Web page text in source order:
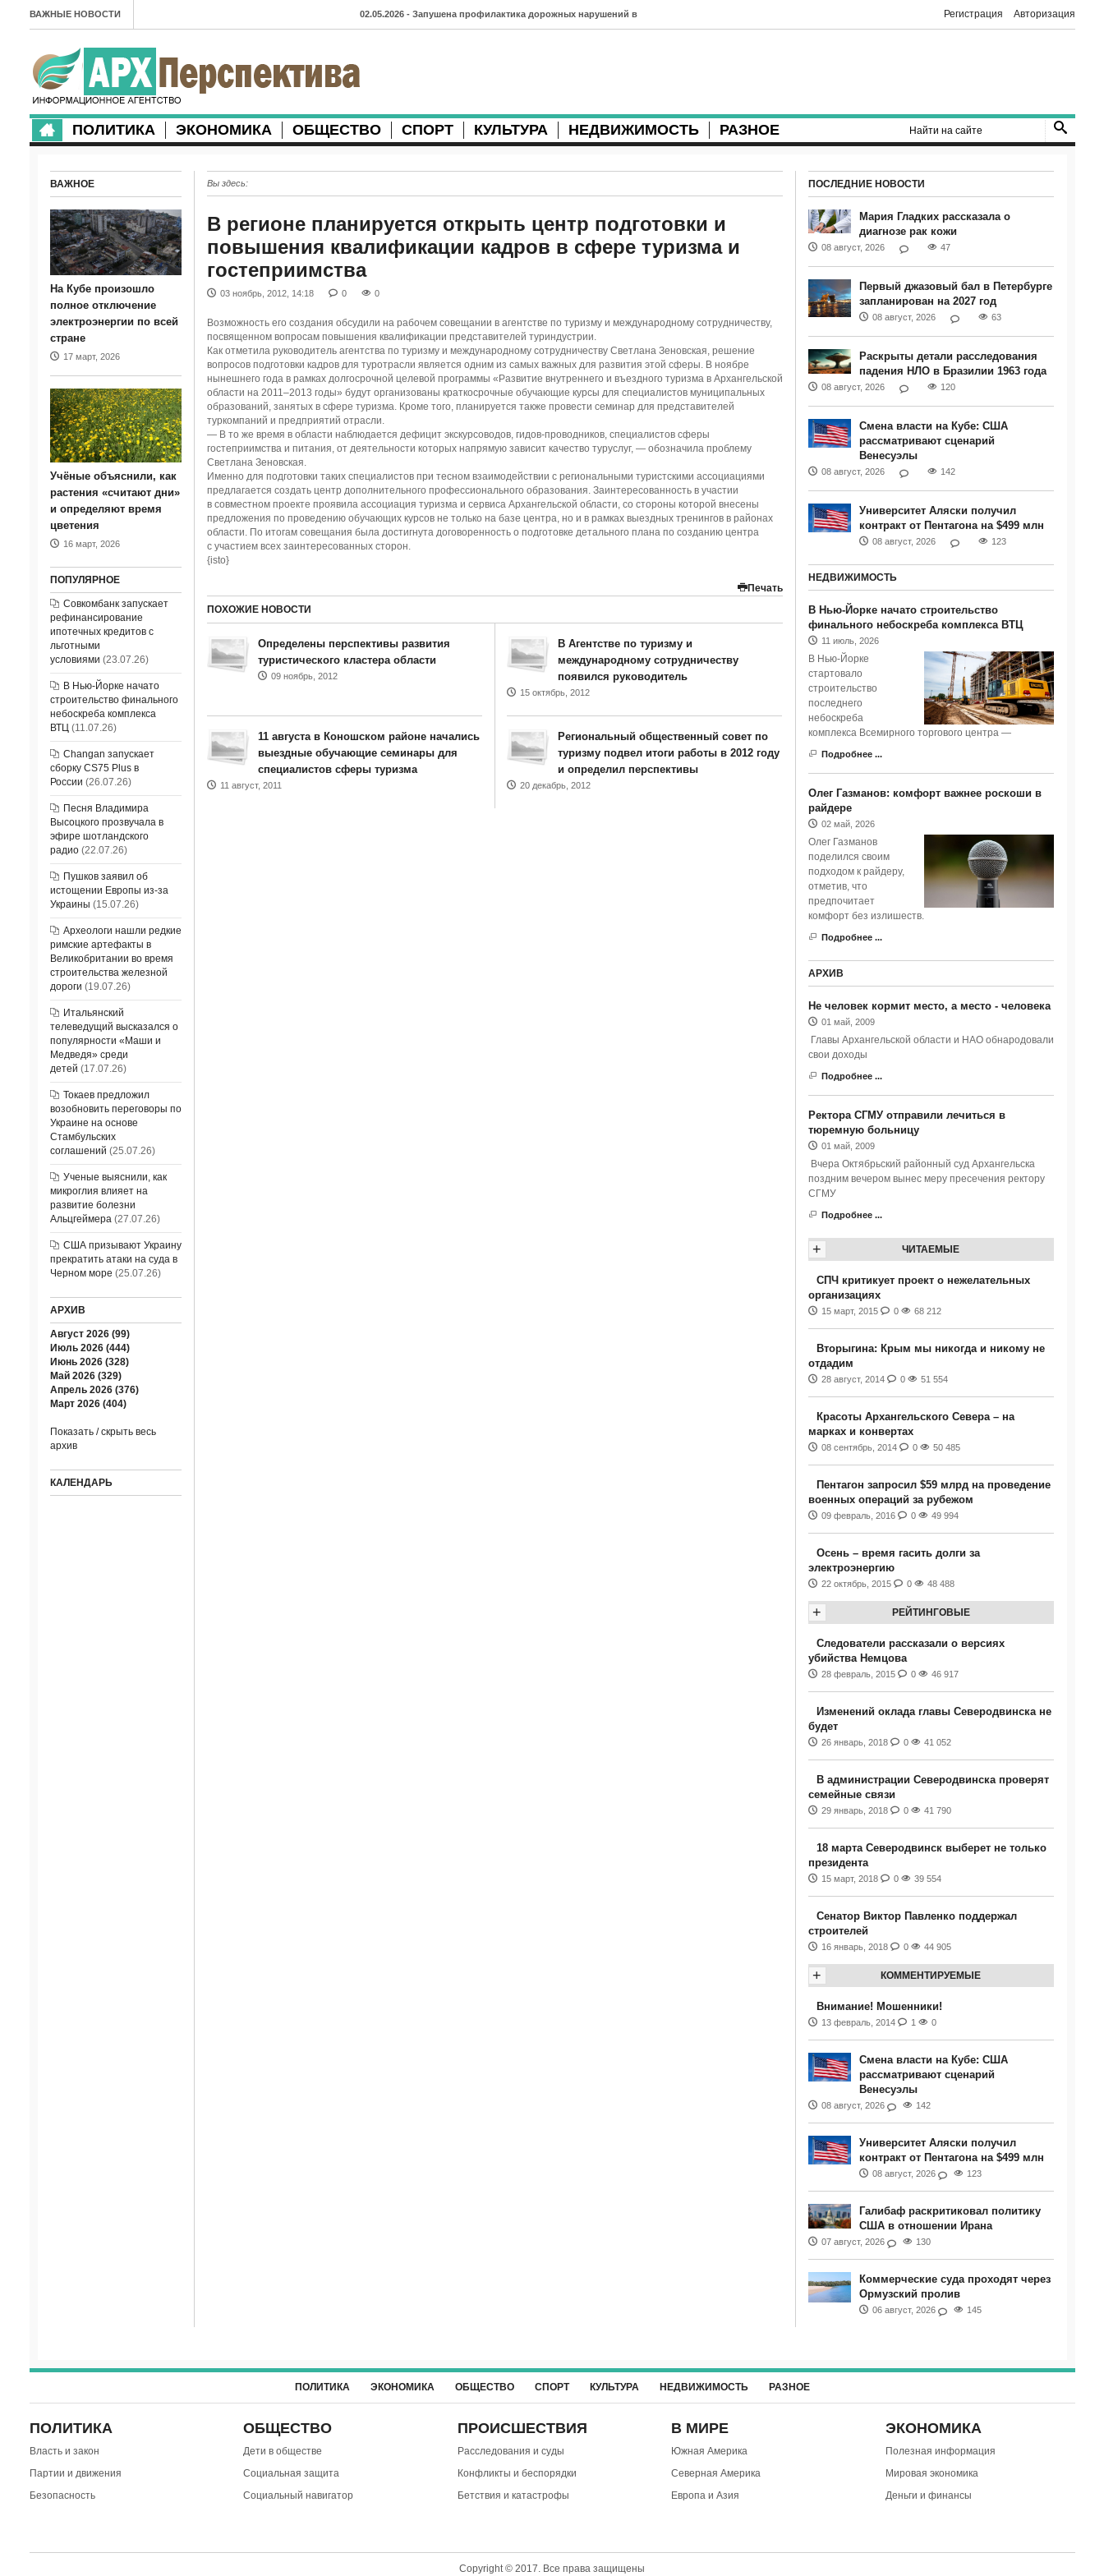
ВАЖНЫЕ НОВОСТИ 02.05.2026 - Запушена профилактика дорожных нарушений в
27.04.2026 - Губернатор Архангельской области контролирует
23.04.2026 - Детский экологический форум усилит
21.04.2026 - Выгуливание собак: правила и штрафы в России
20.04.2026 - Итоги хоккейного сезона в Архангельске: яркие
18.04.2026 - Мобильные комплексы фотофиксации Vitronic
появились в Монтгомери
Регистрация Авторизация
ПОЛИТИКА ЭКОНОМИКА ОБЩЕСТВО СПОРТ КУЛЬТУРА НЕДВИЖИМОСТЬ РАЗНОЕ
Вы здесь:
В регионе планируется открыть центр подготовки и
повышения квалификации кадров в сфере туризма и
гостеприимства
03 ноябрь, 2012, 14:18 0 0
Возможность его создания обсудили на рабочем совещании в агентстве по туризму и международному сотрудничеству,
посвященном вопросам повышения квалификации представителей туриндустрии.
Как отметила руководитель агентства по туризму и международному сотрудничеству Светлана Зеновская, решение
вопросов подготовки кадров для туротрасли является одним из самых важных для развития этой сферы. В ноябре
нынешнего года в рамках долгосрочной целевой программы «Развитие внутреннего и въездного туризма в Архангельской
области на 2011–2013 годы» будут организованы краткосрочные обучающие курсы для специалистов муниципальных
образований, занятых в сфере туризма. Кроме того, планируется также провести семинар для представителей
туркомпаний и предприятий отрасли.
— В то же время в области наблюдается дефицит экскурсоводов, гидов-проводников, специалистов сферы
гостеприимства и питания, от деятельности которых напрямую зависит качество туруслуг, — обозначила проблему
Светлана Зеновская.
Именно для подготовки таких специалистов при тесном взаимодействии с региональными туристскими ассоциациями
предлагается создать центр дополнительного профессионального образования. Заинтересованность в участии
в совместном проекте проявила ассоциация туризма и сервиса Архангельской области, со стороны которой внесены
предложения по проведению обучающих курсов не только на базе центра, но и в рамках выездных тренингов в районах
области. По итогам совещания была достигнута договоренность о подготовке детального плана по созданию центра
с участием всех заинтересованных сторон.
{isto}
Печать
ПОХОЖИЕ НОВОСТИ
Определены перспективы развития
туристического кластера области
09 ноябрь, 2012
В Агентстве по туризму и
международному сотрудничеству
появился руководитель
15 октябрь, 2012
11 августа в Коношском районе начались
выездные обучающие семинары для
специалистов сферы туризма
11 август, 2011
Региональный общественный совет по
туризму подвел итоги работы в 2012 году
и определил перспективы
20 декабрь, 2012
ПОСЛЕДНИЕ НОВОСТИ
Мария Гладких рассказала о
диагнозе рак кожи
08 август, 2026 47
Первый джазовый бал в Петербурге
запланирован на 2027 год
08 август, 2026 63
Раскрыты детали расследования
падения НЛО в Бразилии 1963 года
08 август, 2026 120
Смена власти на Кубе: США
рассматривают сценарий
Венесуэлы
08 август, 2026 142
Университет Аляски получил
контракт от Пентагона на $499 млн
08 август, 2026 123
НЕДВИЖИМОСТЬ
В Нью-Йорке начато строительство
финального небоскреба комплекса ВТЦ
11 июль, 2026
В Нью-Йорке
стартовало
строительство
последнего
небоскреба
комплекса Всемирного торгового центра —
Подробнее ...
Олег Газманов: комфорт важнее роскоши в
райдере
02 май, 2026
Олег Газманов
поделился своим
подходом к райдеру,
отметив, что
предпочитает
комфорт без излишеств.
Подробнее ...
АРХИВ
Не человек кормит место, а место - человека
01 май, 2009
Главы Архангельской области и НАО обнародовали
свои доходы
Подробнее ...
Ректора СГМУ отправили лечиться в
тюремную больницу
01 май, 2009
Вчера Октябрьский районный суд Архангельска
поздним вечером вынес меру пресечения ректору
СГМУ
Подробнее ...
ЧИТАЕМЫЕ
+
СПЧ критикует проект о нежелательных
организациях
15 март, 2015 0 68 212
Вторыгина: Крым мы никогда и никому не
отдадим
28 август, 2014 0 51 554
Красоты Архангельского Севера – на
марках и конвертах
08 сентябрь, 2014 0 50 485
Пентагон запросил $59 млрд на проведение
военных операций за рубежом
09 февраль, 2016 0 49 994
Осень – время гасить долги за
электроэнергию
22 октябрь, 2015 0 48 488
РЕЙТИНГОВЫЕ
+
Следователи рассказали о версиях
убийства Немцова
28 февраль, 2015 0 46 917
Изменений оклада главы Северодвинска не
будет
26 январь, 2018 0 41 052
В администрации Северодвинска проверят
семейные связи
29 январь, 2018 0 41 790
18 марта Северодвинск выберет не только
президента
15 март, 2018 0 39 554
Сенатор Виктор Павленко поддержал
строителей
16 январь, 2018 0 44 905
КОММЕНТИРУЕМЫЕ
+
Внимание! Мошенники!
13 февраль, 2014 1 0
Смена власти на Кубе: США
рассматривают сценарий
Венесуэлы
08 август, 2026 142
Университет Аляски получил
контракт от Пентагона на $499 млн
08 август, 2026 123
Галибаф раскритиковал политику
США в отношении Ирана
07 август, 2026 130
Коммерческие суда проходят через
Ормузский пролив
06 август, 2026 145
ВАЖНОЕ
На Кубе произошло
полное отключение
электроэнергии по всей
стране
17 март, 2026
Учёные объяснили, как
растения «считают дни»
и определяют время
цветения
16 март, 2026
ПОПУЛЯРНОЕ
Совкомбанк запускает
рефинансирование
ипотечных кредитов с
льготными
условиями (23.07.26)
В Нью-Йорке начато
строительство финального
небоскреба комплекса
ВТЦ(11.07.26)
Changan запускает
сборку CS75 Plus в
России (26.07.26)
Песня Владимира
Высоцкого прозвучала в
эфире шотландского
радио(22.07.26)
Пушков заявил об
истощении Европы из-за
Украины (15.07.26)
Археологи нашли редкие
римские артефакты в
Великобритании во время
строительства железной
дороги (19.07.26)
Итальянский
телеведущий высказался о
популярности «Маши и
Медведя» среди
детей (17.07.26)
Токаев предложил
возобновить переговоры по
Украине на основе
Стамбульских
соглашений (25.07.26)
Ученые выяснили, как
микроглия влияет на
развитие болезни
Альцгеймера(27.07.26)
США призывают Украину
прекратить атаки на суда в
Черном море (25.07.26)
АРХИВ
Август 2026 (99)
Июль 2026 (444)
Июнь 2026 (328)
Май 2026 (329)
Апрель 2026 (376)
Март 2026 (404)
Показать / скрыть весь
архив
КАЛЕНДАРЬ
ПОЛИТИКА ЭКОНОМИКА ОБЩЕСТВО СПОРТ КУЛЬТУРА НЕДВИЖИМОСТЬ РАЗНОЕ
ПОЛИТИКА
Власть и закон
Партии и движения
Безопасность
ОБЩЕСТВО
Дети в обществе
Социальная защита
Социальный навигатор
ПРОИСШЕСТВИЯ
Расследования и суды
Конфликты и беспорядки
Бетствия и катастрофы
В МИРЕ
Южная Америка
Северная Америка
Европа и Азия
ЭКОНОМИКА
Полезная информация
Мировая экономика
Деньги и финансы
Copyright © 2017. Все права защищены